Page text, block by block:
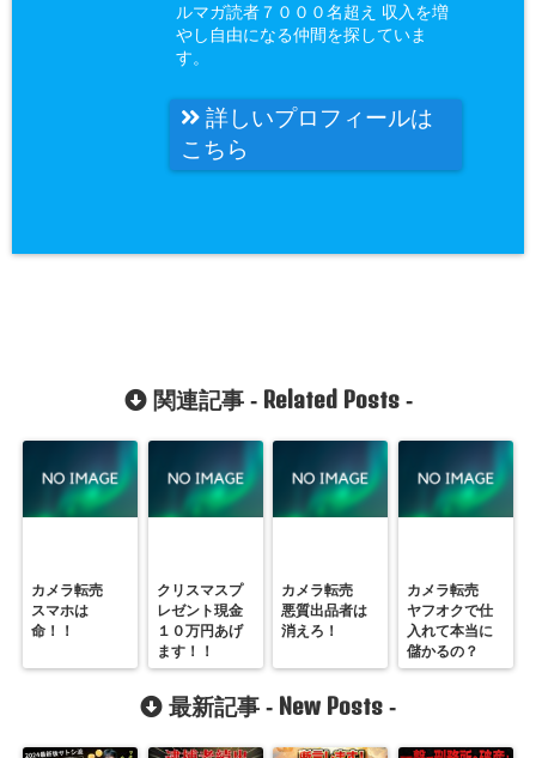
ルマガ読者７０００名超え 収入を増
やし自由になる仲間を探していま
す。
詳しいプロフィールは
こちら
関連記事 - Related Posts-
カメラ転売
スマホは
命！！
クリスマスプ
レゼント現金
１０万円あげ
ます！！
カメラ転売
悪質出品者は
消えろ！
カメラ転売
ヤフオクで仕
入れて本当に
儲かるの？
最新記事 - New Posts -